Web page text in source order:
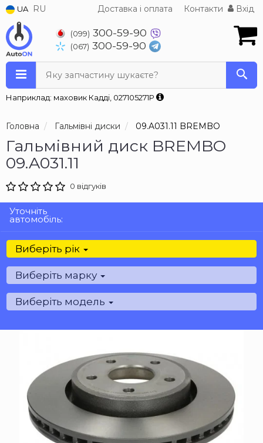
UA RU Доставка і оплата Контакти Вхід
(099) 300-59-90
(067) 300-59-90
Яку запчастину шукаєте?
Наприклад: маховик Кадді, 027105271P
Головна Гальмівні диски 09.A031.11 BREMBO
Гальмівний диск BREMBO
09.A031.11
0 відгуків
Уточніть
автомобіль:
Виберіть рік
Виберіть марку
Виберіть модель